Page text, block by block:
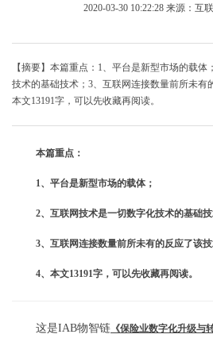
2020-03-30 10:22:28 来源：互
【摘要】本篇重点：1、平台是新型市场的载
技术的基础技术；3、互联网连接数量前所未有
本文13191字，可以先收藏再阅读。
本篇重点：
1、平台是新型市场的载体；
2、互联网技术是一切数字化技术的基础技
3、互联网连接数量前所未有的反应了该技
4、本文13191字，可以先收藏再阅读。
这是IAB物智链 《保险业数字化升级与